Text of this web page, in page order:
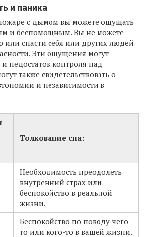
и паника
с дымом вы можете ощущать
и беспомощным. Вы не можете
или спасти себя или других людей
Эти ощущения могут
недостаток контроля над
также свидетельствовать о
и независимости в
Толкование сна:
Необходимость преодолеть
внутренний страх или
беспокойство в реальной
жизни.
Беспокойство по поводу чего-
то или кого-то в вашей жизни.